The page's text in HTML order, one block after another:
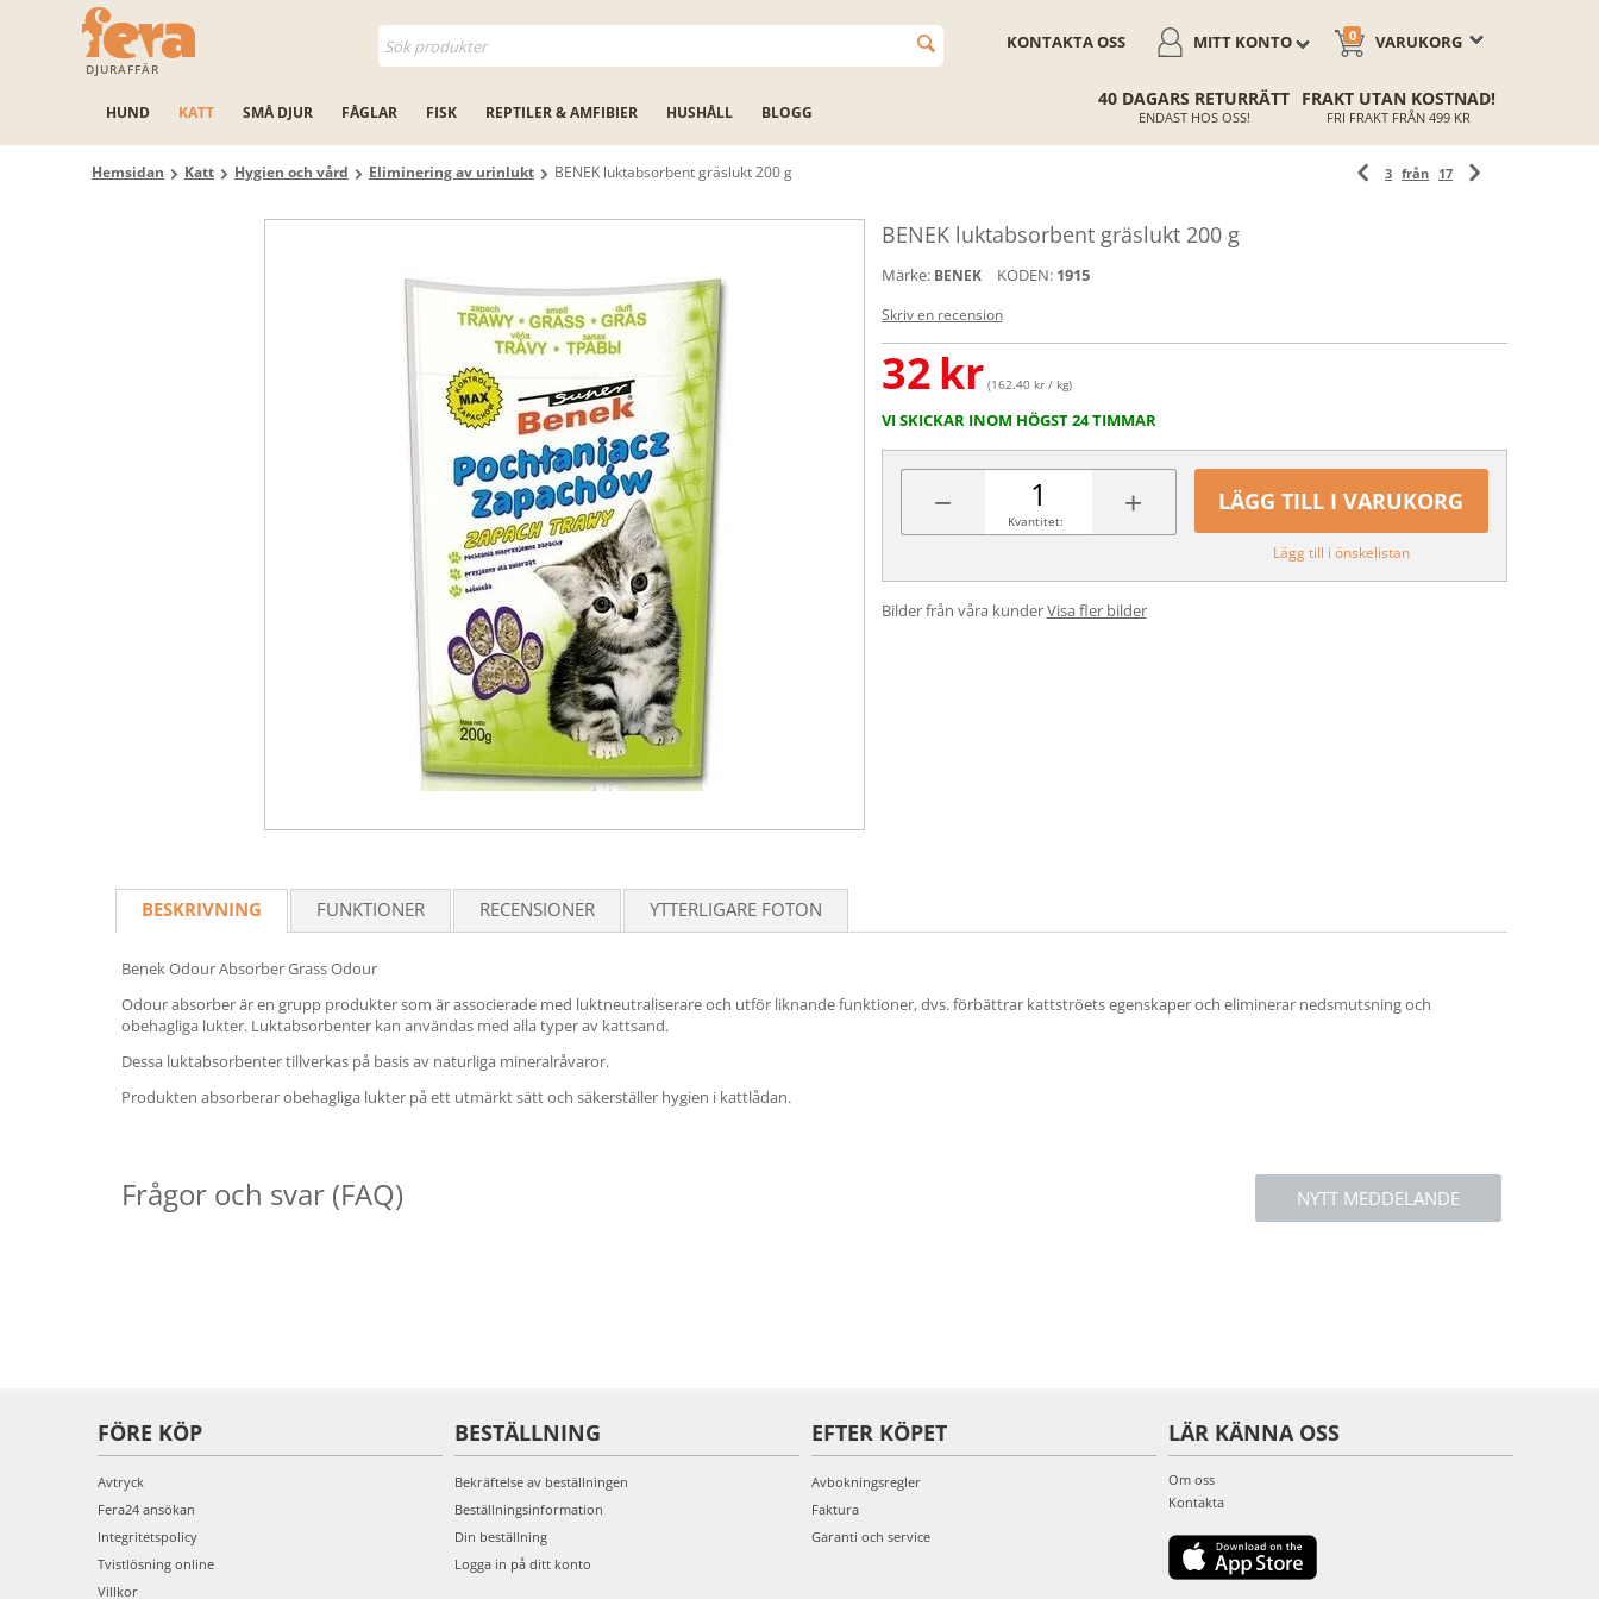
DJURAFFÄR
VARUKORG
0
MITT KONTO
KONTAKTA OSS
HUND KATT SMÅ DJUR FÅGLAR FISK REPTILER & AMFIBIER HUSHÅLL BLOGG
40 DAGARS RETURRÄTT
ENDAST HOS OSS!
FRAKT UTAN KOSTNAD!
FRI FRAKT FRÅN 499 KR
Hemsidan Katt Hygien och vård Eliminering av urinlukt BENEK luktabsorbent gräslukt 200 g 3 från 17
BENEK luktabsorbent gräslukt 200 g
Märke: BENEK KODEN: 1915
Skriv en recension
32kr (162.40 kr / kg)
VI SKICKAR INOM HÖGST 24 TIMMAR
− +
Kvantitet:
LÄGG TILL I VARUKORG
Lägg till i önskelistan
Bilder från våra kunderVisa fler bilder
BESKRIVNING FUNKTIONER RECENSIONER YTTERLIGARE FOTON
Benek Odour Absorber Grass Odour
Odour absorber är en grupp produkter som är associerade med luktneutraliserare och utför liknande funktioner, dvs. förbättrar kattströets egenskaper och eliminerar nedsmutsning och
obehagliga lukter. Luktabsorbenter kan användas med alla typer av kattsand.
Dessa luktabsorbenter tillverkas på basis av naturliga mineralråvaror.
Produkten absorberar obehagliga lukter på ett utmärkt sätt och säkerställer hygien i kattlådan.
NYTT MEDDELANDE
Frågor och svar (FAQ)
FÖRE KÖP
Avtryck
Fera24 ansökan
Integritetspolicy
Tvistlösning online
Villkor
BESTÄLLNING
Bekräftelse av beställningen
Beställningsinformation
Din beställning
Logga in på ditt konto
EFTER KÖPET
Avbokningsregler
Faktura
Garanti och service
LÄR KÄNNA OSS
Om oss
Kontakta